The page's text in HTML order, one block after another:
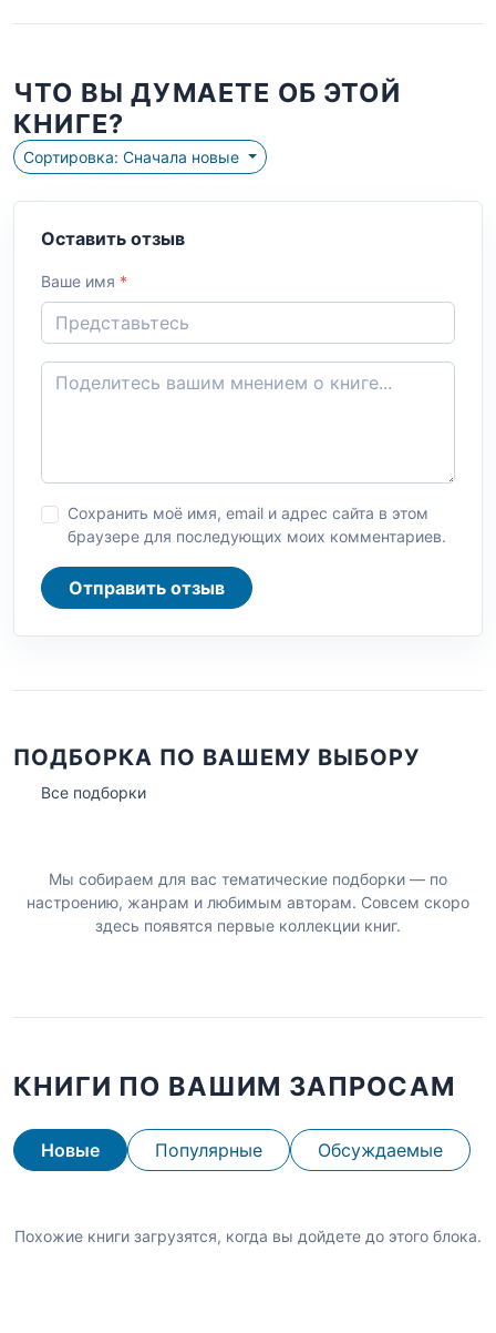
ЧТО ВЫ ДУМАЕТЕ ОБ ЭТОЙ
КНИГЕ?
Сортировка: Сначала новые
Оставить отзыв
Ваше имя *
Сохранить моё имя, email и адрес сайта в этом
браузере для последующих моих комментариев.
Отправить отзыв
ПОДБОРКА ПО ВАШЕМУ ВЫБОРУ
Все подборки
Мы собираем для вас тематические подборки — по
настроению, жанрам и любимым авторам. Совсем скоро
здесь появятся первые коллекции книг.
КНИГИ ПО ВАШИМ ЗАПРОСАМ
Новые Популярные Обсуждаемые
Похожие книги загрузятся, когда вы дойдете до этого блока.